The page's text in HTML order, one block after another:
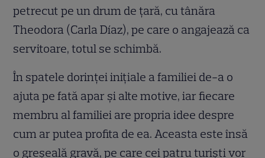
petrecut pe un drum de țară, cu tânăra
Theodora (Carla Díaz), pe care o angajează ca
servitoare, totul se schimbă.
În spatele dorinței inițiale a familiei de-a o
ajuta pe fată apar și alte motive, iar fiecare
membru al familiei are propria idee despre
cum ar putea profita de ea. Aceasta este însă
o greșeală gravă, pe care cei patru turiști vor